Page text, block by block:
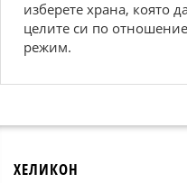
изберете храна, която
целите си по
режим.
ХЕЛИКОН